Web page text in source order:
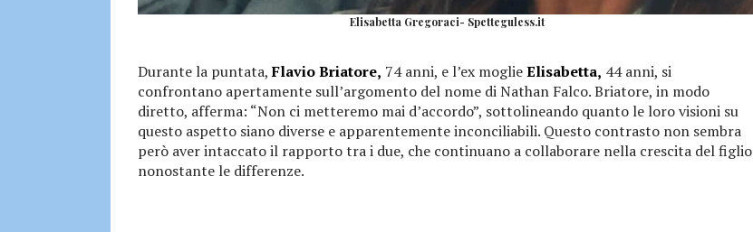
Elisabetta Gregoraci- Spetteguless.it
Durante la puntata,Flavio Briatore, 74 anni, e l’ex moglieElisabetta, 44 anni, si
confrontano apertamente sull’argomento del nome di Nathan Falco. Briatore, in modo
diretto, afferma: “Non ci metteremo mai d’accordo”, sottolineando quanto le loro visioni su
questo aspetto siano diverse e apparentemente inconciliabili. Questo contrasto non sembra
però aver intaccato il rapporto tra i due, che continuano a collaborare nella crescita del figlio
nonostante le differenze.